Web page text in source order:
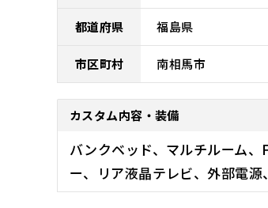
都道府県 福島県
市区町村 南相馬市
カスタム内容・装備
バンクベッド、マルチルーム
ー、リア液晶テレビ、外部電